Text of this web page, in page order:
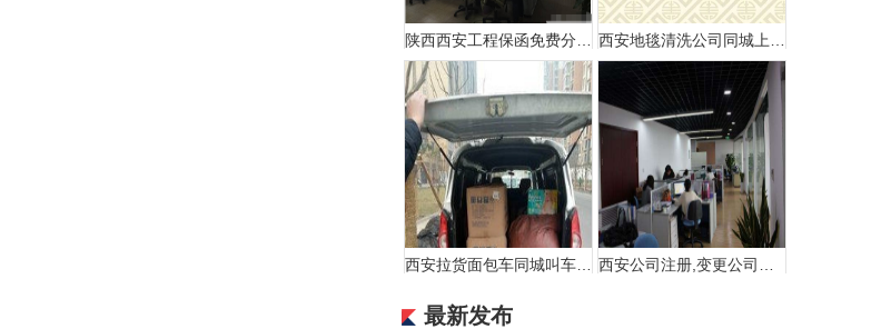
最新发布